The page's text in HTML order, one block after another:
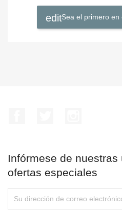
Sea el primero
Infórmese de
ofertas especiales